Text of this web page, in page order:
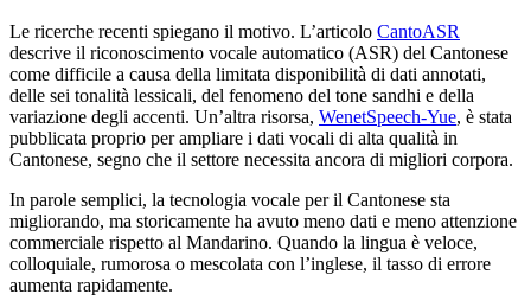
Le ricerche recenti spiegano il motivo. L’articolo CantoASR
descrive il riconoscimento vocale automatico (ASR) del Cantonese
come difficile a causa della limitata disponibilità di dati annotati,
delle sei tonalità lessicali, del fenomeno del tone sandhi e della
variazione degli accenti. Un’altra risorsa, WenetSpeech-Yue, è stata
pubblicata proprio per ampliare i dati vocali di alta qualità in
Cantonese, segno che il settore necessita ancora di migliori corpora.
In parole semplici, la tecnologia vocale per il Cantonese sta
migliorando, ma storicamente ha avuto meno dati e meno attenzione
commerciale rispetto al Mandarino. Quando la lingua è veloce,
colloquiale, rumorosa o mescolata con l’inglese, il tasso di errore
aumenta rapidamente.